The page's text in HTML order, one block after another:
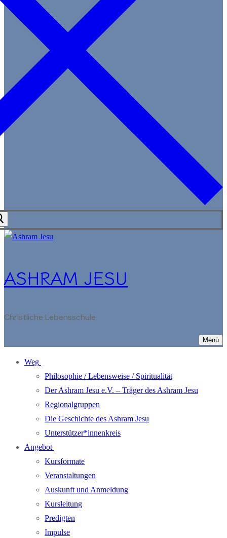
ASHRAM JESU
Christliche Lebensschule
Menü
Weg
Philosophie / Lebensweise / Spiritualität
Der Ashram Jesu e.V. – Träger des Ashram Jesu
Regionalgruppen
Die Geschichte des Ashram Jesu
Unterstützer*innenkreis
Angebot
Kursformate
Veranstaltungen
Auskunft und Anmeldung
Kursleitung
Predigten
Impulse